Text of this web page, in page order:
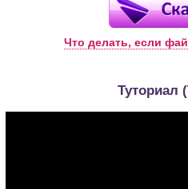
Что делать, если
Туториал